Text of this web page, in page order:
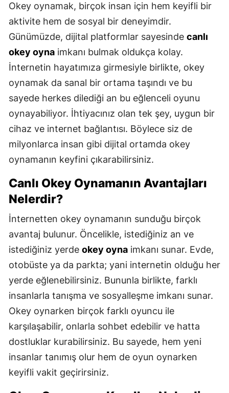
Erzurum
Eskişehir
Gaziantep
Giresun
Gümüşhane
Hakkari
Hatay
Isparta
Mersin
İzmir
Kars
Kastamonu
Kayseri
Kırklareli
Kırşehir
Kocaeli
Okey oynamak, birçok insan için hem keyifli bir
aktivite hem de sosyal bir deneyimdir.
Günümüzde, dijital platformlar sayesinde canlı
okey oyna imkanı bulmak oldukça kolay.
İnternetin hayatımıza girmesiyle birlikte, okey
oynamak da sanal bir ortama taşındı ve bu
sayede herkes dilediği an bu eğlenceli oyunu
oynayabiliyor. İhtiyacınız olan tek şey, uygun bir
cihaz ve internet bağlantısı. Böylece siz de
milyonlarca insan gibi dijital ortamda okey
oynamanın keyfini çıkarabilirsiniz.
Canlı Okey Oynamanın Avantajları
Nelerdir?
İnternetten okey oynamanın sunduğu birçok
avantaj bulunur. Öncelikle, istediğiniz an ve
istediğiniz yerde okey oyna imkanı sunar. Evde,
otobüste ya da parkta; yani internetin olduğu her
yerde eğlenebilirsiniz. Bununla birlikte, farklı
insanlarla tanışma ve sosyalleşme imkanı sunar.
Okey oynarken birçok farklı oyuncu ile
karşılaşabilir, onlarla sohbet edebilir ve hatta
dostluklar kurabilirsiniz. Bu sayede, hem yeni
insanlar tanımış olur hem de oyun oynarken
keyifli vakit geçirirsiniz.